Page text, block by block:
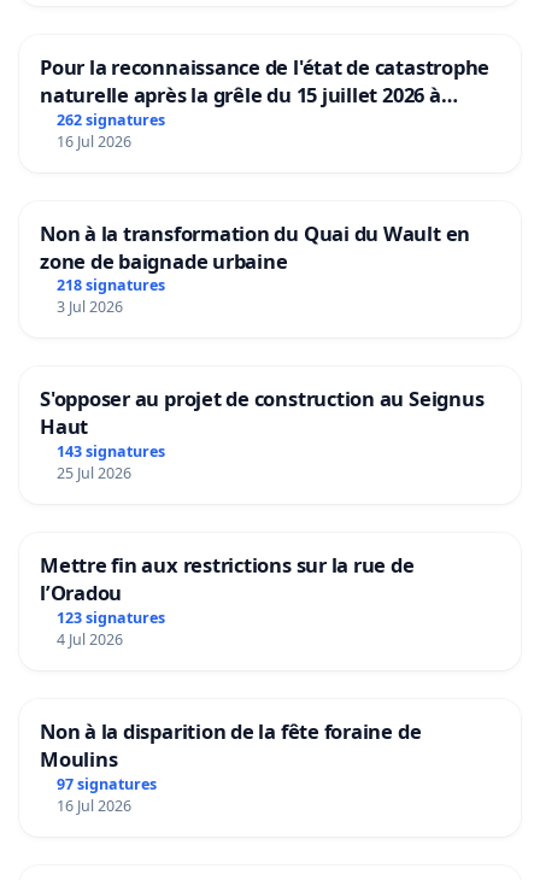
Pour la reconnaissance de l'état de catastrophe
naturelle après la grêle du 15 juillet 2026 à
Aubenas et ses alentours
262 signatures
16 Jul 2026
Non à la transformation du Quai du Wault en
zone de baignade urbaine
218 signatures
3 Jul 2026
S'opposer au projet de construction au Seignus
Haut
143 signatures
25 Jul 2026
Mettre fin aux restrictions sur la rue de
l’Oradou
123 signatures
4 Jul 2026
Non à la disparition de la fête foraine de
Moulins
97 signatures
16 Jul 2026